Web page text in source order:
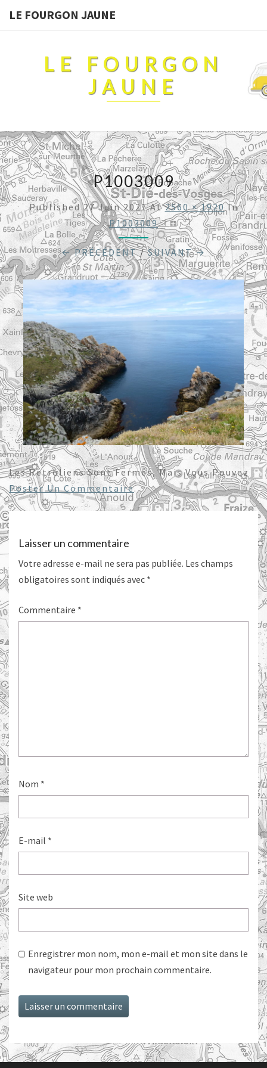
LE FOURGON JAUNE
LE FOURGON
JAUNE
P1003009
Published27 Juin 2021At2560 × 1920In
P1003009
← PRÉCÉDENT/SUIVANT →
Les Rétroliens Sont Fermés, Mais Vous Pouvez
Poster Un Commentaire.
Laisser un commentaire
Votre adresse e-mail ne sera pas publiée. Les champs
obligatoires sont indiqués avec *
Commentaire *
Nom *
E-mail *
Site web
Enregistrer mon nom, mon e-mail et mon site dans le
navigateur pour mon prochain commentaire.